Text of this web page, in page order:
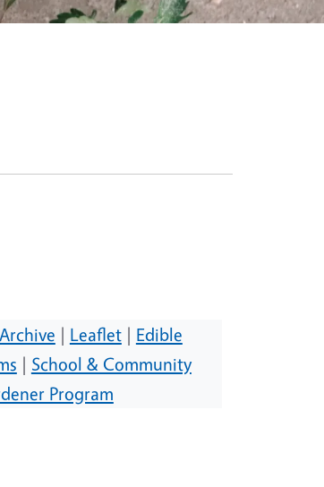
| Leaflet| Edible
| School & Community
Program